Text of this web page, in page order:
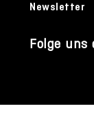
Newsletter
Folge